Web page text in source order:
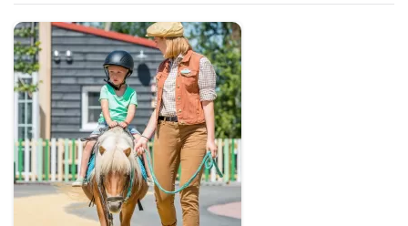
vanaf het eerste moment.